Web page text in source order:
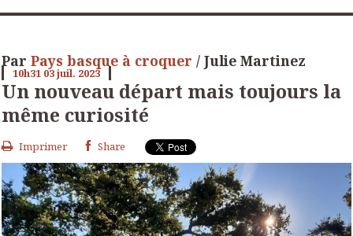
Par Pays basque à croquer / Julie Martinez
10h31 03juil. 2023
Un nouveau départ mais toujours la
même curiosité
Imprimer Share